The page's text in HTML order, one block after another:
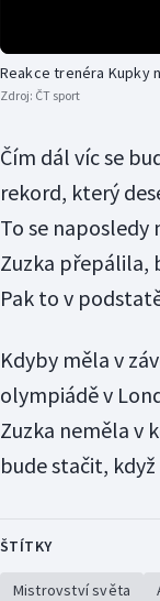
Reakce trenéra Kupky
Zdroj: ČT sport
Čím dál víc se
rekord, který
To se
Zuzka přepálila,
Pak to v
Kdyby měla v
olympiádě v
Zuzka neměla v
bude stačit,
ŠTÍTKY
Mistrovství světa